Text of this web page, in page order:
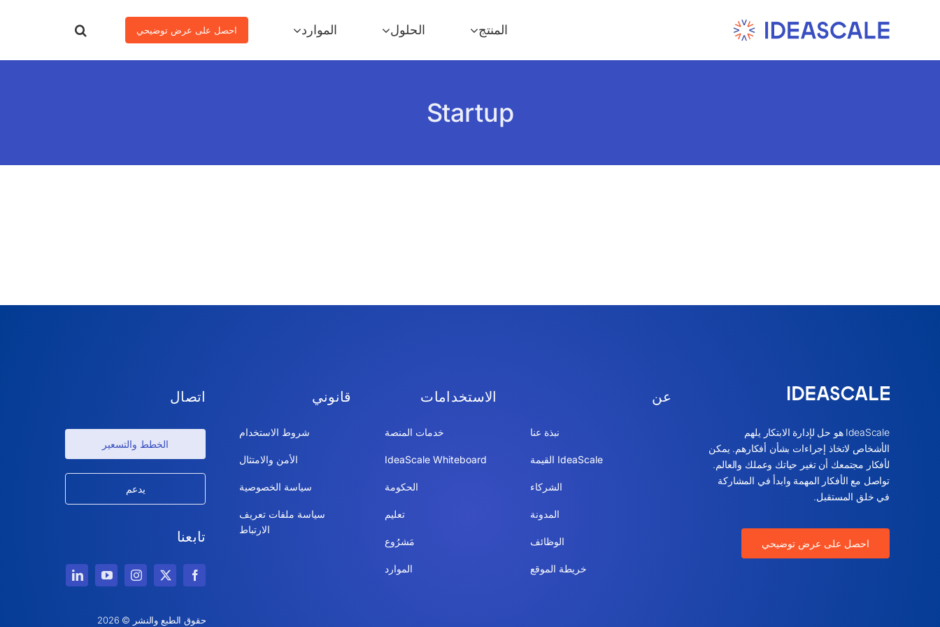
المنتج الحلول الموارد احصل على عرض توضيحي
Startup
IdeaScale هو حل لإدارة الابتكار يلهم
الأشخاص لاتخاذ إجراءات بشأن أفكارهم. يمكن
لأفكار مجتمعك أن تغير حياتك وعملك والعالم.
تواصل مع الأفكار المهمة وابدأ في المشاركة
في خلق المستقبل.
احصل على عرض توضيحي
عن
نبذة عنا
IdeaScale القيمة
الشركاء
المدونة
الوظائف
خريطة الموقع
الاستخدامات
خدمات المنصة
IdeaScale Whiteboard
الحكومة
تعليم
مَشرُوع
الموارد
قانوني
شروط الاستخدام
الأمن والامتثال
سياسة الخصوصية
سياسة ملفات تعريف
الارتباط
اتصال
الخطط والتسعير
يدعم
تابعنا
حقوق الطبع والنشر © 2026